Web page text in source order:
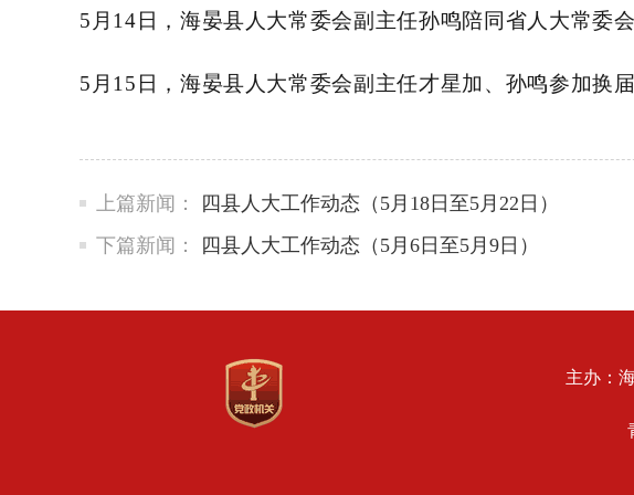
5月14日，海晏县人大常委会副主任孙鸣陪同省人大常委
5月15日，海晏县人大常委会副主任才星加、孙鸣参加换
上篇新闻：
四县人大工作动态（5月18日至5月22日）
下篇新闻：
四县人大工作动态（5月6日至5月9日）
主办：